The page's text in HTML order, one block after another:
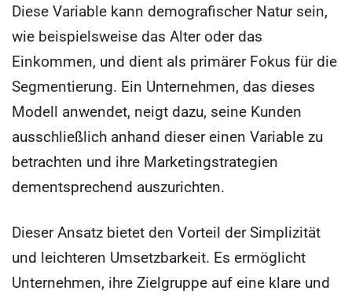
Diese Variable kann demografischer Natur sein,
wie beispielsweise das Alter oder das
Einkommen, und dient als primärer Fokus für die
Segmentierung. Ein Unternehmen, das dieses
Modell anwendet, neigt dazu, seine Kunden
ausschließlich anhand dieser einen Variable zu
betrachten und ihre Marketingstrategien
dementsprechend auszurichten.
Dieser Ansatz bietet den Vorteil der Simplizität
und leichteren Umsetzbarkeit. Es ermöglicht
Unternehmen, ihre Zielgruppe auf eine klare und